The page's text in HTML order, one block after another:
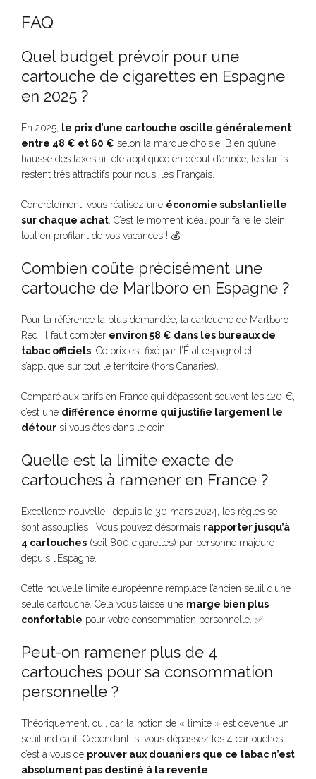
FAQ
Quel budget prévoir pour une
cartouche de cigarettes en Espagne
en 2025 ?
En 2025, le prix d’une cartouche oscille généralement
entre 48 € et 60 € selon la marque choisie. Bien qu’une
hausse des taxes ait été appliquée en début d’année, les tarifs
restent très attractifs pour nous, les Français.
Concrètement, vous réalisez une économie substantielle
sur chaque achat. C’est le moment idéal pour faire le plein
tout en profitant de vos vacances ! 💰
Combien coûte précisément une
cartouche de Marlboro en Espagne ?
Pour la référence la plus demandée, la cartouche de Marlboro
Red, il faut compter environ 58 € dans les bureaux de
tabac officiels. Ce prix est fixé par l’État espagnol et
s’applique sur tout le territoire (hors Canaries).
Comparé aux tarifs en France qui dépassent souvent les 120 €,
c’est une différence énorme qui justifie largement le
détour si vous êtes dans le coin.
Quelle est la limite exacte de
cartouches à ramener en France ?
Excellente nouvelle : depuis le 30 mars 2024, les règles se
sont assouplies ! Vous pouvez désormais rapporter jusqu’à
4 cartouches (soit 800 cigarettes) par personne majeure
depuis l’Espagne.
Cette nouvelle limite européenne remplace l’ancien seuil d’une
seule cartouche. Cela vous laisse une marge bien plus
confortable pour votre consommation personnelle. ✅
Peut-on ramener plus de 4
cartouches pour sa consommation
personnelle ?
Théoriquement, oui, car la notion de « limite » est devenue un
seuil indicatif. Cependant, si vous dépassez les 4 cartouches,
c’est à vous de prouver aux douaniers que ce tabac n’est
absolument pas destiné à la revente.